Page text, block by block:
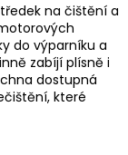
na čištění a
do výparníku a
zabíjí plísně i
dostupná
které